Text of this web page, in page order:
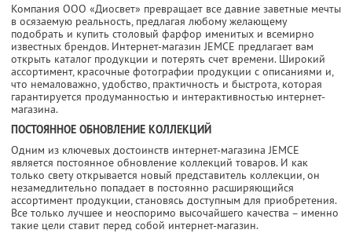
Компания ООО «Диосвет» превращает все давние заветные мечты
в осязаемую реальность, предлагая любому желающему
подобрать и купить столовый фарфор именитых и всемирно
известных брендов. Интернет-магазин JEMCE предлагает вам
открыть каталог продукции и потерять счет времени. Широкий
ассортимент, красочные фотографии продукции с описаниями и,
что немаловажно, удобство, практичность и быстрота, которая
гарантируется продуманностью и интерактивностью интернет-
магазина.
ПОСТОЯННОЕ ОБНОВЛЕНИЕ КОЛЛЕКЦИЙ
Одним из ключевых достоинств интернет-магазина JEMCE
является постоянное обновление коллекций товаров. И как
только свету открывается новый представитель коллекции, он
незамедлительно попадает в постоянно расширяющийся
ассортимент продукции, становясь доступным для приобретения.
Все только лучшее и неоспоримо высочайшего качества – именно
такие цели ставит перед собой интернет-магазин.